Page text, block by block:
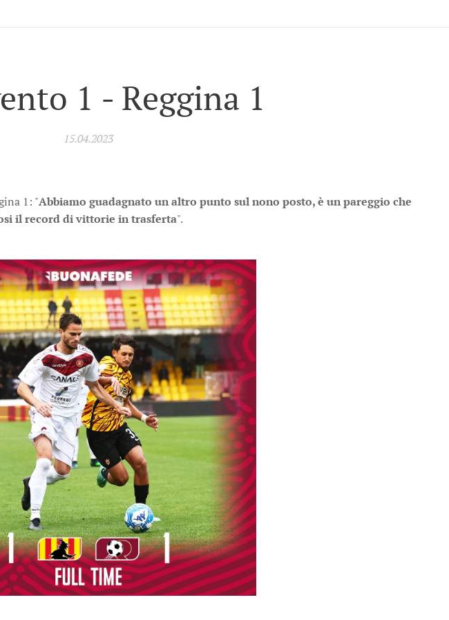
1 - Reggina 1
15.04.2023
1: "Abbiamo guadagnato un altro punto sul nono posto, è un pareggio che
il record di vittorie in trasferta".